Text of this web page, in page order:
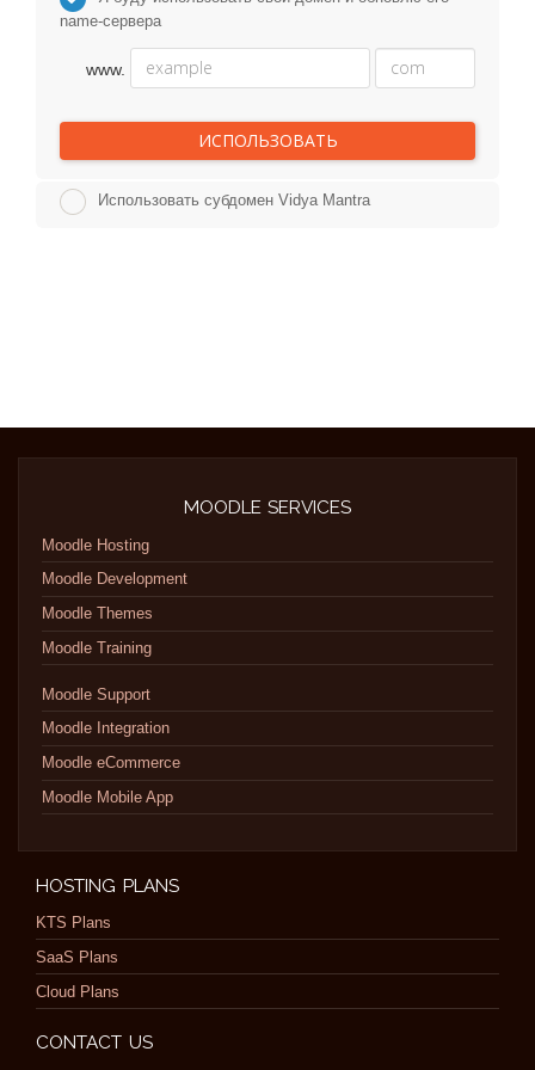
name-сервера
www.
ИСПОЛЬЗОВАТЬ
Использовать субдомен Vidya Mantra
MOODLE SERVICES
Moodle Hosting
Moodle Development
Moodle Themes
Moodle Training
Moodle Support
Moodle Integration
Moodle eCommerce
Moodle Mobile App
HOSTING PLANS
KTS Plans
SaaS Plans
Cloud Plans
CONTACT US